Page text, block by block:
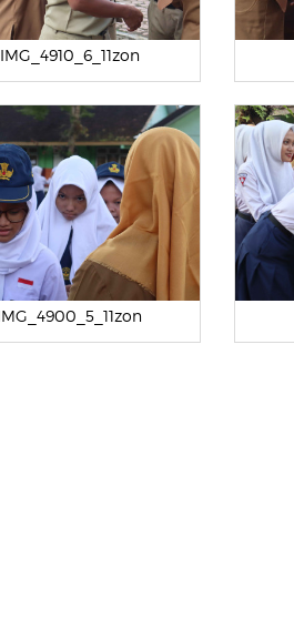
IMG_4910_6_11zon